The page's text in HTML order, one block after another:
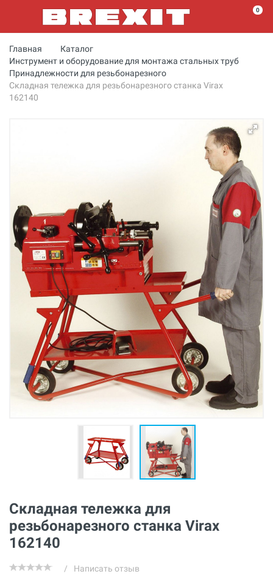
0
Главная
Каталог
Инструмент и оборудование для монтажа стальных труб
Принадлежности для резьбонарезного
Складная тележка для резьбонарезного станка Virax
162140
Складная тележка для
резьбонарезного станка Virax
162140
/ Написать отзыв